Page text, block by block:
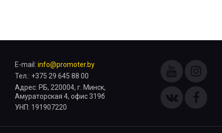
E-mail: info@promoter.by
Тел.: +375 29 645 88 00
Адрес: РБ, 220004, г. Минск,
Амураторская 4, офис 319б
УНП: 191907220